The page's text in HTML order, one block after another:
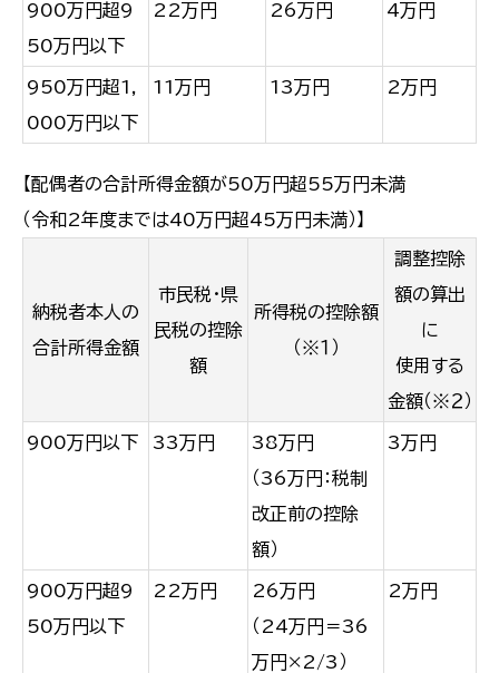
900万円超9
50万円以下
22万円 26万円 4万円
950万円超1,
000万円以下
11万円 13万円 2万円
【配偶者の合計所得金額が50万円超55万円未満
（令和2年度までは40万円超45万円未満）】
納税者本人の
合計所得金額
市民税・県
民税の控除
額
所得税の控除額
（※１）
調整控除
額の算出
に
使用する
金額（※２）
900万円以下 33万円
38万円
（36万円：税制
改正前の控除
額）
3万円
900万円超9
50万円以下
22万円
26万円
（24万円＝36
万円×2/3）
2万円